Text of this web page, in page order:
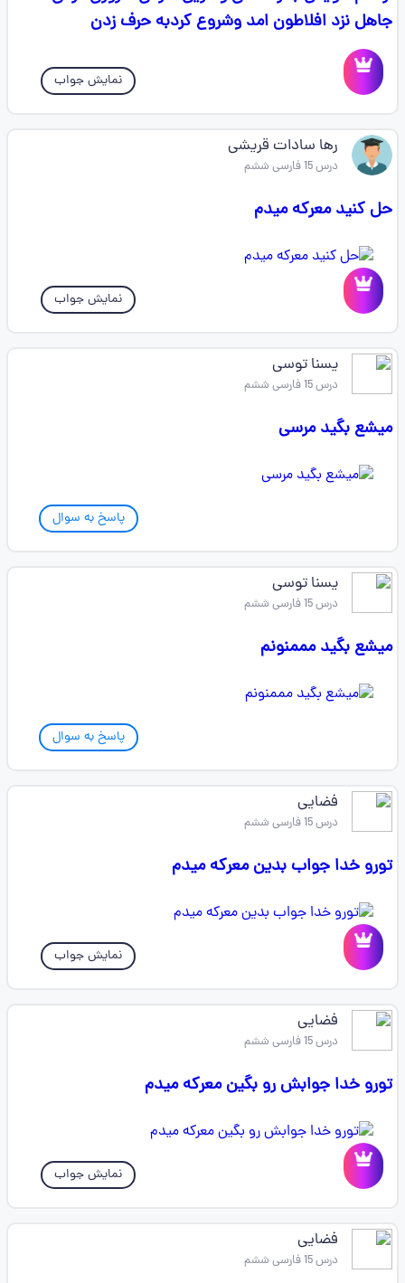
جاهل نزد افلاطون امد وشروع کردبه حرف زدن
نمایش جواب
رها سادات قریشی
درس 15 فارسی ششم
حل کنید معرکه میدم
نمایش جواب
یسنا توسی
درس 15 فارسی ششم
میشع بگید مرسی
پاسخ به سوال
یسنا توسی
درس 15 فارسی ششم
میشع بگید مممنونم
پاسخ به سوال
فضایی
درس 15 فارسی ششم
تورو خدا جواب بدین معرکه میدم
نمایش جواب
فضایی
درس 15 فارسی ششم
تورو خدا جوابش رو بگین معرکه میدم
نمایش جواب
فضایی
درس 15 فارسی ششم